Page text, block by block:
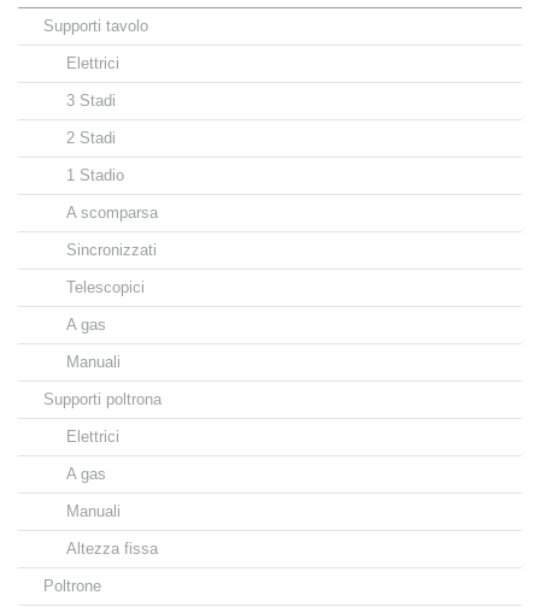
Supporti tavolo
Elettrici
3 Stadi
2 Stadi
1 Stadio
A scomparsa
Sincronizzati
Telescopici
A gas
Manuali
Supporti poltrona
Elettrici
A gas
Manuali
Altezza fissa
Poltrone